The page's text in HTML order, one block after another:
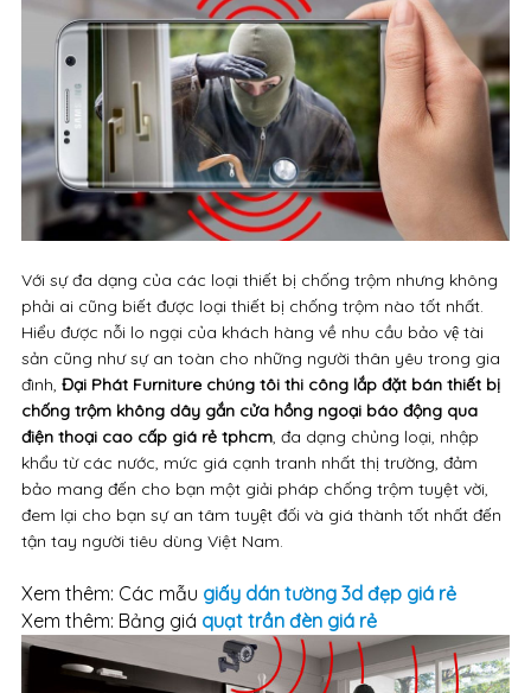
Với sự đa dạng của các loại thiết bị chống trộm nhưng không
phải ai cũng biết được loại thiết bị chống trộm nào tốt nhất.
Hiểu được nỗi lo ngại của khách hàng về nhu cầu bảo vệ tài
sản cũng như sự an toàn cho những người thân yêu trong gia
đình, Đại Phát Furniture chúng tôi thi công lắp đặt bán thiết bị
chống trộm không dây gắn cửa hồng ngoại báo động qua
điện thoại cao cấp giá rẻ tphcm, đa dạng chủng loại, nhập
khẩu từ các nước, mức giá cạnh tranh nhất thị trường, đảm
bảo mang đến cho bạn một giải pháp chống trộm tuyệt vời,
đem lại cho bạn sự an tâm tuyệt đối và giá thành tốt nhất đến
tận tay người tiêu dùng Việt Nam.
Xem thêm: Các mẫu giấy dán tường 3d đẹp giá rẻ
Xem thêm: Bảng giá quạt trần đèn giá rẻ